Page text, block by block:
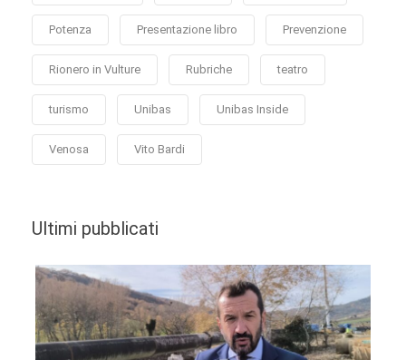
Potenza Presentazione libro Prevenzione
Rionero in Vulture Rubriche teatro
turismo Unibas Unibas Inside
Venosa Vito Bardi
Ultimi pubblicati